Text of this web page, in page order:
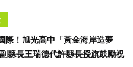
際！旭光高中「黃金海岸造夢
縣長王瑞德代許縣長授旗鼓勵祝